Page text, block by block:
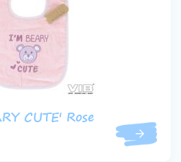
CUTE' Rose